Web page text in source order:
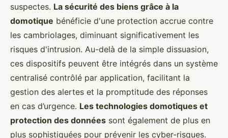
suspectes. La sécurité des biens grâce à la
domotique bénéficie d'une protection accrue contre
les cambriolages, diminuant significativement les
risques d'intrusion. Au-delà de la simple dissuasion,
ces dispositifs peuvent être intégrés dans un système
centralisé contrôlé par application, facilitant la
gestion des alertes et la promptitude des réponses
en cas d’urgence. Les technologies domotiques et
protection des données sont également de plus en
plus sophistiquées pour prévenir les cyber-risques.